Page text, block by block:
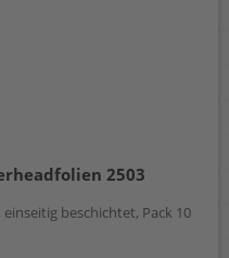
2503
beschichtet, Pack 10